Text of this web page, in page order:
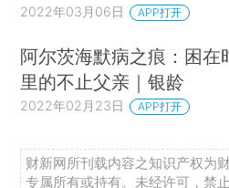
2022年03月06日 APP打开
阿尔茨海默病之痕：困在
里的不止父亲｜银龄
2022年02月23日 APP打开
财新网所刊载内容之知识产权为
专属所有或持有。未经许可，禁